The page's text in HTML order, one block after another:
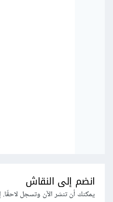
انضم إلى النقاش
يمكنك أن تنشر الآن وتسجل